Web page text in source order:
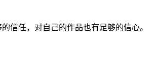
信任，对自己的作品也有足够的信心。